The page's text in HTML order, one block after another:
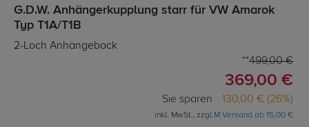
G.D.W. Anhängerkupplung starr für VW Amarok
Typ T1A/T1B
2-Loch Anhängebock
499,00 €
369,00 €
Sie sparen 130,00 € (26%)
inkl. MwSt., zzgl.M Versand ab 15,00 €